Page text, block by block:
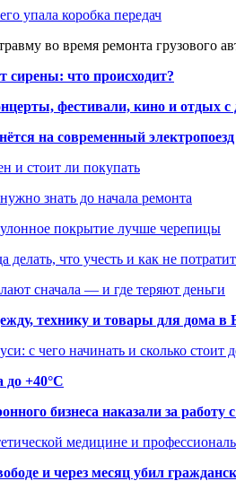
упала коробка передач
во время ремонта грузового
сирены: что происходит?
фестивали, кино и отдых с
на современный электропоезд
и стоит ли покупать
знать до начала ремонта
покрытие лучше черепицы
делать, что учесть и как не
сначала — и где теряют деньги
технику и товары для дома в
с чего начинать и сколько стоит
+40°C
бизнеса наказали за
медицине и
и через месяц убил